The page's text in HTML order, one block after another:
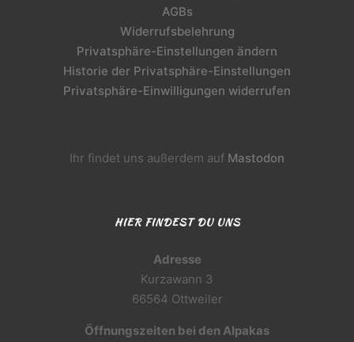
AGBs
Widerrufsbelehrung
Privatsphäre-Einstellungen ändern
Historie der Privatsphäre-Einstellungen
Privatsphäre-Einwilligungen widerrufen
Ihr findet uns außerdem auf Mastodon
HIER FINDEST DU UNS
Adresse
Kurzawann 3
66564 Ottweiler
Öffnungszeiten bei den Alpakas